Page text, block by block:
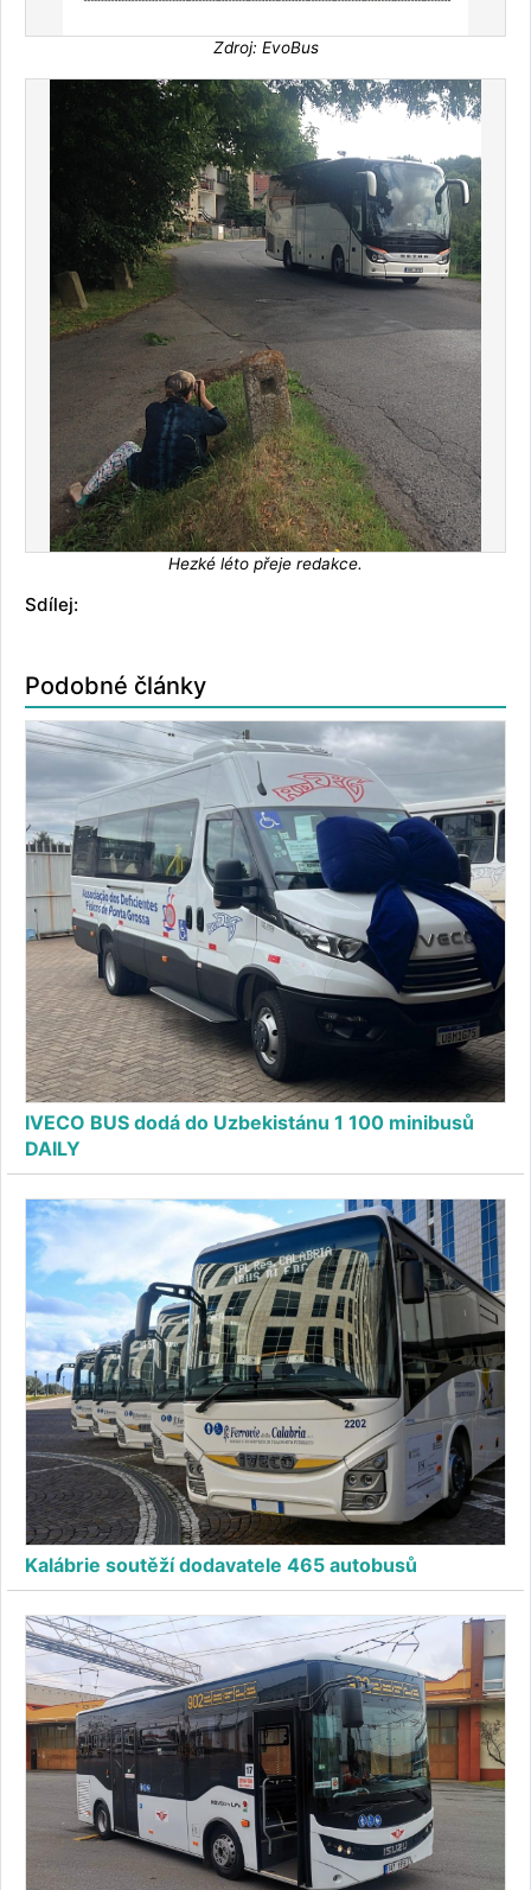
Zdroj: EvoBus
Hezké léto přeje redakce.
Sdílej:
Podobné články
IVECO BUS dodá do Uzbekistánu 1 100 minibusů
DAILY
Kalábrie soutěží dodavatele 465 autobusů